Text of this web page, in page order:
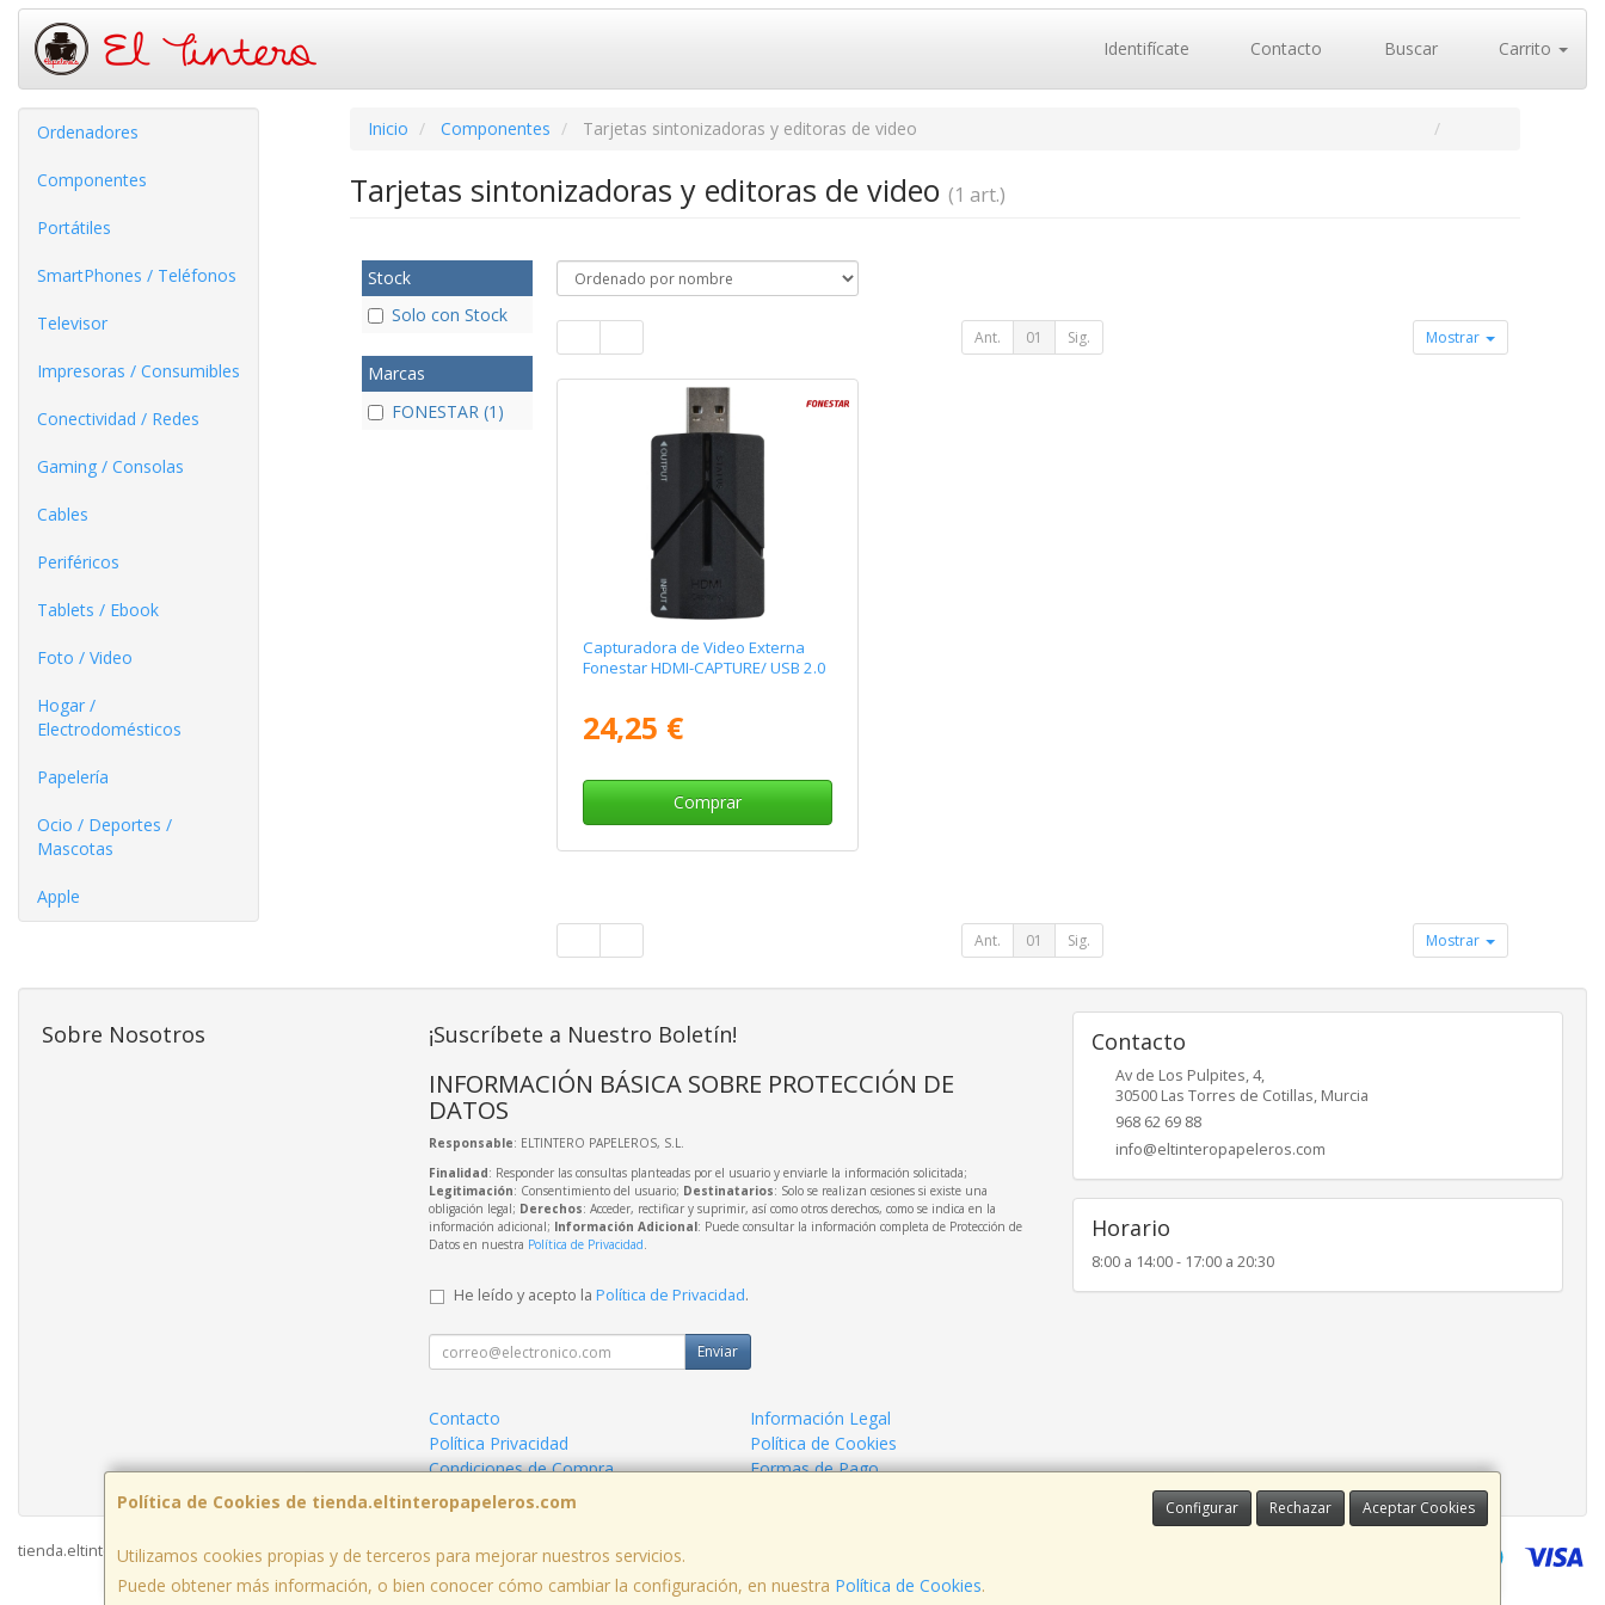
Identifícate Contacto Buscar Carrito
Ordenadores
Componentes
Portátiles
SmartPhones / Teléfonos
Televisor
Impresoras / Consumibles
Conectividad / Redes
Gaming / Consolas
Cables
Periféricos
Tablets / Ebook
Foto / Video
Hogar /
Electrodomésticos
Papelería
Ocio / Deportes /
Mascotas
Apple
Inicio Componentes Tarjetas sintonizadoras y editoras de video
Tarjetas sintonizadoras y editoras de video (1 art.)
Stock
Solo con Stock
Marcas
FONESTAR (1)
Ant. 01 Sig. Mostrar
Capturadora de Video Externa
Fonestar HDMI-CAPTURE/ USB 2.0
24,25 €
Comprar
Ant. 01 Sig. Mostrar
Política de Cookies de tienda.eltinteropapeleros.com Configurar Rechazar Aceptar Cookies
Utilizamos cookies propias y de terceros para mejorar nuestros servicios.
Puede obtener más información, o bien conocer cómo cambiar la configuración, en nuestra Política de Cookies.
Sobre Nosotros ¡Suscríbete a Nuestro Boletín!
INFORMACIÓN BÁSICA SOBRE PROTECCIÓN DE
DATOS
Responsable: ELTINTERO PAPELEROS, S.L.
Finalidad: Responder las consultas planteadas por el usuario y enviarle la información solicitada;
Legitimación: Consentimiento del usuario; Destinatarios: Solo se realizan cesiones si existe una
obligación legal; Derechos: Acceder, rectificar y suprimir, así como otros derechos, como se indica en la
información adicional; Información Adicional: Puede consultar la información completa de Protección de
Datos en nuestra Política de Privacidad.
He leído y acepto la Política de Privacidad.
Enviar
Contacto
Información Legal
Política Privacidad
Política de Cookies
Condiciones de Compra
Formas de Pago
Contacto
Av de Los Pulpites, 4,
30500 Las Torres de Cotillas, Murcia
968 62 69 88
info@eltinteropapeleros.com
Horario
8:00 a 14:00 - 17:00 a 20:30
tienda.eltinteropapeleros.com © 2026
, , , , España. - C.I.F.: B73424574 - Tfno: